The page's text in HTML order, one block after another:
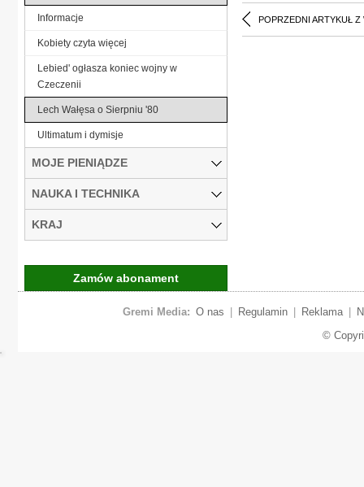
POPRZEDNI ARTYKUŁ Z
Informacje
Kobiety czyta więcej
Lebied' ogłasza koniec wojny w
Czeczenii
Lech Wałęsa o Sierpniu '80
Ultimatum i dymisje
MOJE PIENIĄDZE
NAUKA I TECHNIKA
KRAJ
Zamów abonament
Gremi Media: O nas Regulamin Reklama
©